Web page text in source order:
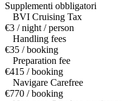
Supplementi obbligatori
BVI Cruising Tax
€3 / night / person
Handling fees
€35 / booking
Preparation fee
€415 / booking
Navigare Carefree
€770 / booking